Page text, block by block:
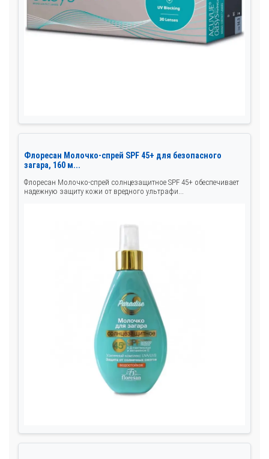
Флоресан Молочко-спрей SPF 45+ для безопасного
загара, 160 м...
Флоресан Молочко-спрей солнцезащитное SPF 45+ обеспечивает
надежную защиту кожи от вредного ультрафи...